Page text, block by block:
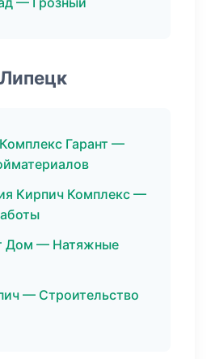
Гарант —
Кирпич Комплекс —
Дом — Натяжные
— Строительство